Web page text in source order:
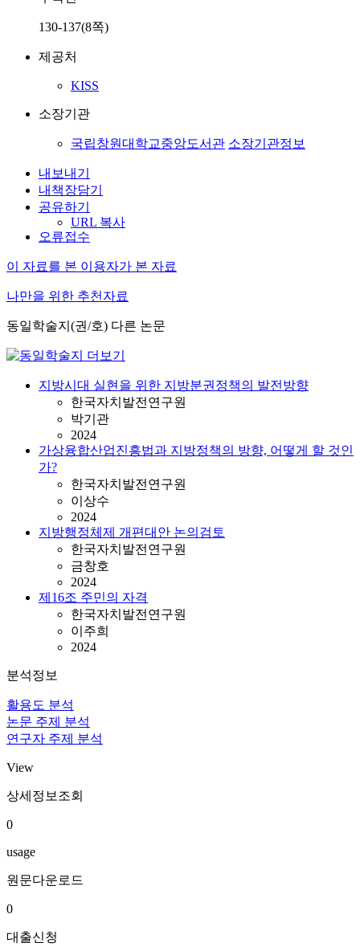
130-137(8쪽)
제공처
KISS
소장기관
국립창원대학교중앙도서관 소장기관정보
내보내기
내책장담기
공유하기
URL 복사
오류접수
이 자료를 본 이용자가 본 자료
나만을 위한 추천자료
동일학술지(권/호) 다른 논문
지방시대 실현을 위한 지방분권정책의 발전방향
한국자치발전연구원
박기관
2024
가상융합산업진흥법과 지방정책의 방향, 어떻게 할 것인
가?
한국자치발전연구원
이상수
2024
지방행정체제 개편대안 논의검토
한국자치발전연구원
금창호
2024
제16조 주민의 자격
한국자치발전연구원
이주희
2024
분석정보
활용도 분석
논문 주제 분석
연구자 주제 분석
View
상세정보조회
0
usage
원문다운로드
0
대출신청